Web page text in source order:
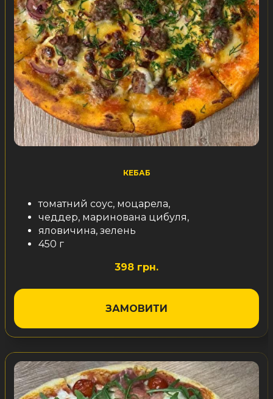
КЕБАБ
томатний соус, моцарела,
чеддер, маринована цибуля,
яловичина, зелень
450 г
398 грн.
ЗАМОВИТИ